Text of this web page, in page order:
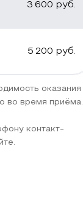
3 600 руб.
5 200 руб.
оказания
во время приёма.
контакт-